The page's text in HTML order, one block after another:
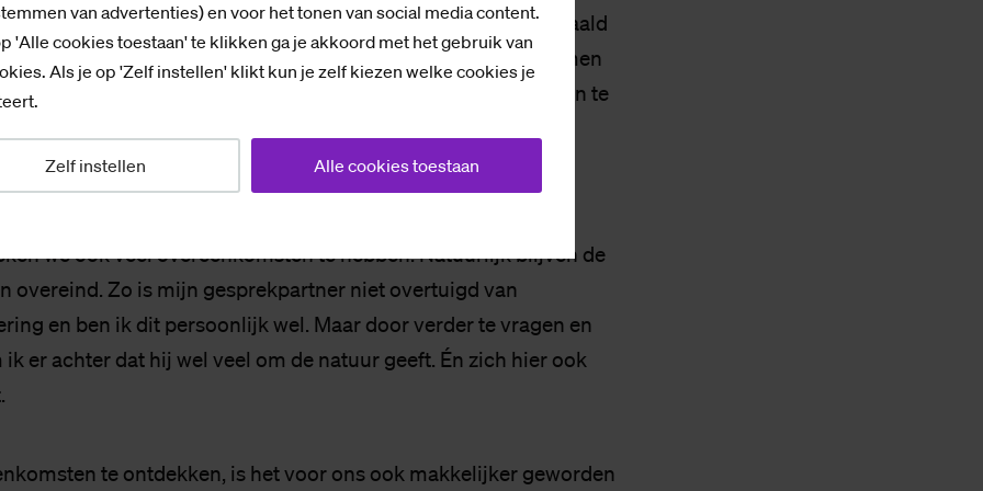
van advertenties) en voor het tonen van social media content.
'Alle cookies toestaan' te klikken ga je akkoord met het gebruik van
Als je op 'Zelf instellen' klikt kun je zelf kiezen welke cookies je
Zelf instellen Alle cookies toestaan
van de ander van de buitenkant, en wisten dat we niet bepaald
Maar door vragen te stellen en te luisteren naar elkaar, kwamen
verder. Hierdoor durfden we elkaar ook steeds meer vragen te
we ook veel overeenkomsten te hebben. Natuurlijk blijven de
overeind. Zo is mijn gesprekpartner niet overtuigd van
en ben ik dit persoonlijk wel. Maar door verder te vragen en
er achter dat hij wel veel om de natuur geeft. Én zich hier ook
te ontdekken, is het voor ons ook makkelijker geworden